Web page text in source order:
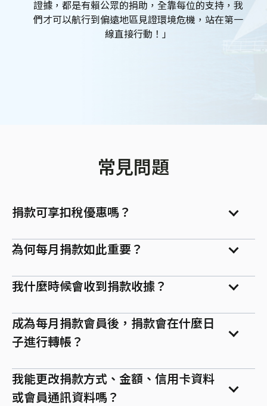
證據，都是有賴公眾的捐助，全靠每位的支持，我
們才可以航行到偏遠地區見證環境危機，站在第一
線直接行動！」
常見問題
捐款可享扣稅優惠嗎？
為何每月捐款如此重要？
我什麼時候會收到捐款收據？
成為每月捐款會員後，捐款會在什麼日
子進行轉帳？
我能更改捐款方式、金額、信用卡資料
或會員通訊資料嗎？